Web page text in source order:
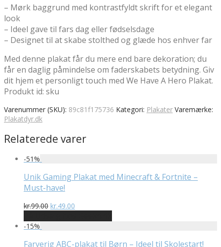
– Mørk baggrund med kontrastfyldt skrift for et elegant
look
– Ideel gave til fars dag eller fødselsdage
– Designet til at skabe stolthed og glæde hos enhver far
Med denne plakat får du mere end bare dekoration; du
får en daglig påmindelse om faderskabets betydning. Giv
dit hjem et personligt touch med We Have A Hero Plakat.
Produkt id: sku
Varenummer (SKU): 89c81f175736 Kategori: Plakater Varemærke:
Plakatdyr.dk
Relaterede varer
-51%
Unik Gaming Plakat med Minecraft & Fortnite –
Must-have!
kr.99.00 Den
pris
kr.99.00.
kr.49.00
pris
kr.49.00.
-15%
Farverig ABC-plakat til Børn – Ideel til Skolestart!